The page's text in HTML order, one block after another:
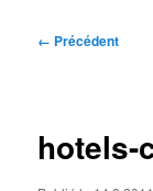
Navigation
← Précédent
hotels-